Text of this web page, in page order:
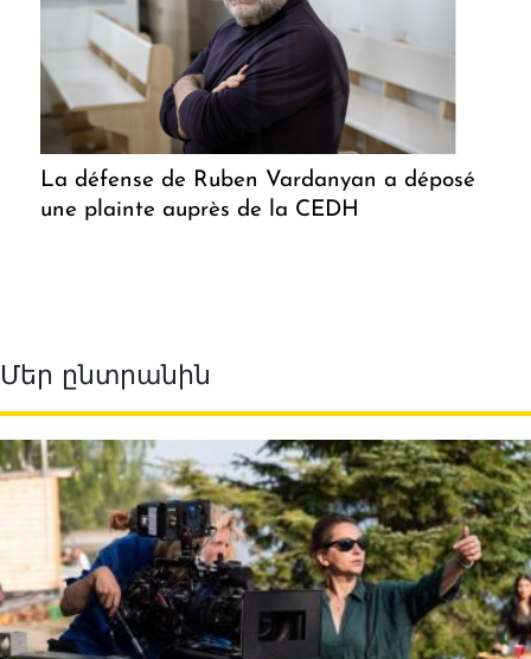
La défense de Ruben Vardanyan a déposé
une plainte auprès de la CEDH
Մեր ընտրանին